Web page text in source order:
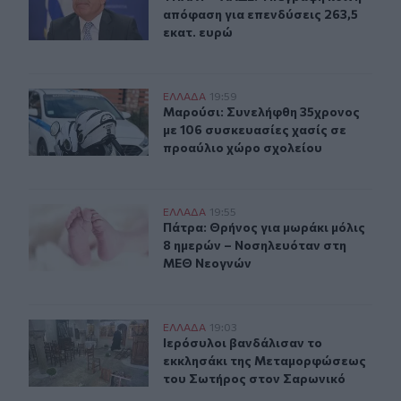
απόφαση για επενδύσεις 263,5
εκατ. ευρώ
Μαρούσι: Συνελήφθη 35χρονος με 106 συσκευασίες
ΕΛΛAΔΑ 19:59
Μαρούσι: Συνελήφθη 35χρονος με
Μαρούσι: Συνελήφθη 35χρονος
με 106 συσκευασίες χασίς σε
προαύλιο χώρο σχολείου
Πάτρα: Θρήνος για μωράκι μόλις 8 ημερών –
ΕΛΛAΔΑ 19:55
Πάτρα: Θρήνος για μωράκι μόλις
Πάτρα: Θρήνος για μωράκι μόλις
8 ημερών – Νοσηλευόταν στη
ΜΕΘ Νεογνών
Ιερόσυλοι βανδάλισαν το εκκλησάκι της
ΕΛΛAΔΑ 19:03
Ιερόσυλοι βανδάλισαν το
Ιερόσυλοι βανδάλισαν το
εκκλησάκι της Μεταμορφώσεως
του Σωτήρος στον Σαρωνικό